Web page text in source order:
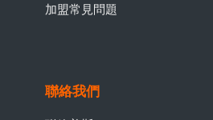
加盟常見問題
聯絡我們